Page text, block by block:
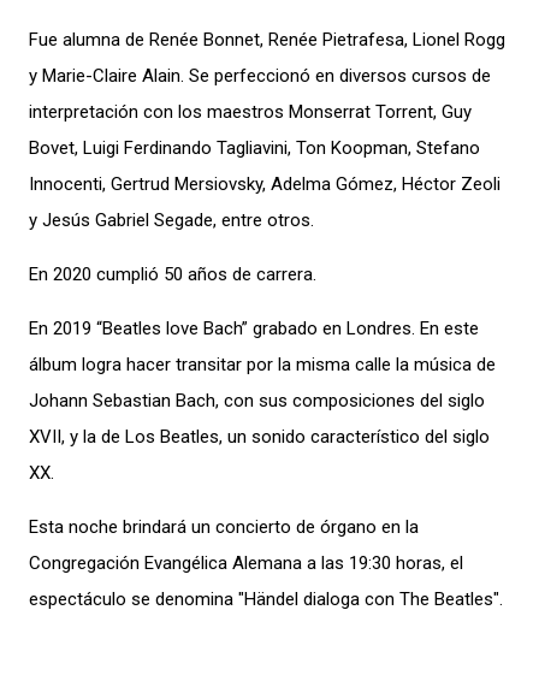
Fue alumna de Renée Bonnet, Renée Pietrafesa, Lionel Rogg
y Marie-Claire Alain. Se perfeccionó en diversos cursos de
interpretación con los maestros Monserrat Torrent, Guy
Bovet, Luigi Ferdinando Tagliavini, Ton Koopman, Stefano
Innocenti, Gertrud Mersiovsky, Adelma Gómez, Héctor Zeoli
y Jesús Gabriel Segade, entre otros.
En 2020 cumplió 50 años de carrera.
En 2019 “Beatles love Bach” grabado en Londres. En este
álbum logra hacer transitar por la misma calle la música de
Johann Sebastian Bach, con sus composiciones del siglo
XVII, y la de Los Beatles, un sonido característico del siglo
XX.
Esta noche brindará un concierto de órgano en la
Congregación Evangélica Alemana a las 19:30 horas, el
espectáculo se denomina "Händel dialoga con The Beatles".